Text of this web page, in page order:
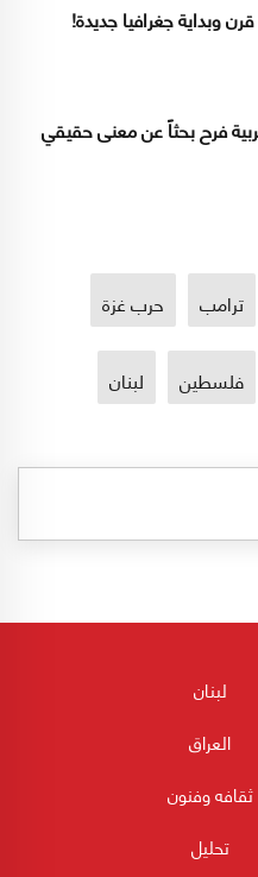
وبداية جغرافيا جديدة!
فرح بحثاً عن معنى حقيقي
ترامب حرب غزة
فلسطين لبنان
لبنان
العراق
ثقافه وفنون
تحليل